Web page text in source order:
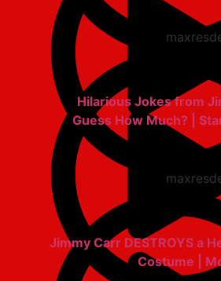
5 Hilarious Jokes
Guess How
Jimmy Carr